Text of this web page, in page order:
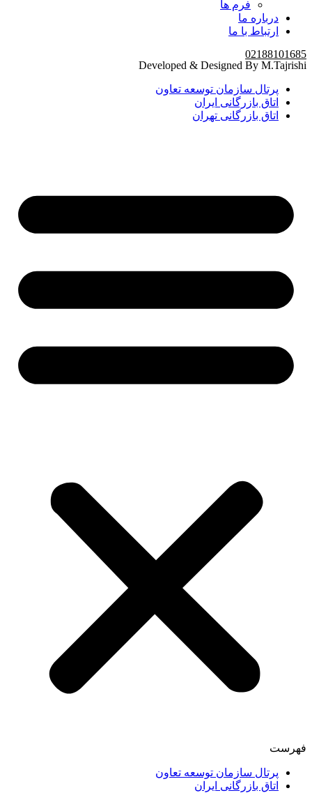
فرم ها
درباره ما
ارتباط با ما
02188101685
Developed & Designed By M.Tajrishi
پرتال سازمان توسعه تعاون
اتاق بازرگانی ایران
اتاق بازرگانی تهران
فهرست
پرتال سازمان توسعه تعاون
اتاق بازرگانی ایران